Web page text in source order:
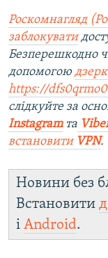
Роскомнагляд
заблокувати
Безперешкодно
допомогою
https://
слідкуйте за
Instagramта
встановити VPN.
Новини без
Встановити
і Android.